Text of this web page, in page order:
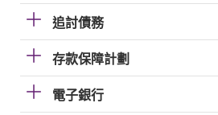
追討債務
存款保障計劃
電子銀行